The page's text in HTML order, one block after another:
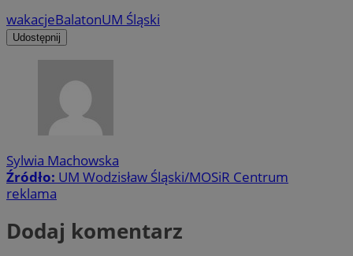
wakacjeBalatonUM Śląski
Udostępnij
Sylwia Machowska
Źródło: UM Wodzisław Śląski/MOSiR Centrum
reklama
Dodaj komentarz